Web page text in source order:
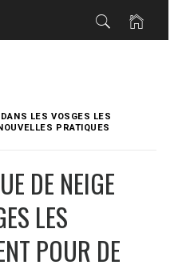
LES VOSGES LES
PRATIQUES
DE NEIGE
LES
POUR DE